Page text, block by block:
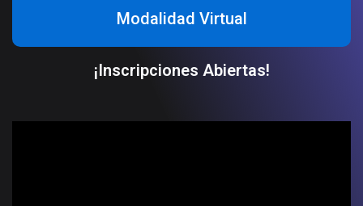
Modalidad Virtual
¡Inscripciones Abiertas!